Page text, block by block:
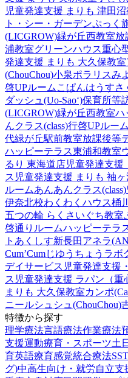
児童発達支援 まりも 津田沼
ト・シー・ガーデンぷっく
(LICGROW)緑が丘西教室放
浦教室グリーンハウス重心
発達支援 まりも 大久保教室
(ChouChou)小泉ポラリスみ
啓UPルーム こぱんはうすさ
ダッシュ(Uo-Sao‘)保育所等
(LICGROW)緑が丘西教室ハ
んクラス(class)行啓UPルーム
代緑が丘駅前教室放課後等
ハッピーテラス東浦和教室
るり 東海道店児童発達支援
ス 児童発達支援 まりも 袖
ルームあんあんクラス
伊奈北校わくわくハウス桶
五つの輪 らくさいぐち教室
啓通りルームハッピーテラ
トあくしす新長田 アネラ
Cum’Cumじゆうちょうラボ
デイサービス 児童発達支援
ス 児童発達支援 ラパン（重
まりも 大久保教室カンポ
ニールシュシュ(ChouChou)
特徴から探す
理学療法言語療法作業療法
支援運動療育・スポーツ土
育英語療育感覚統合療法
グ)中高生向け・就労自立支